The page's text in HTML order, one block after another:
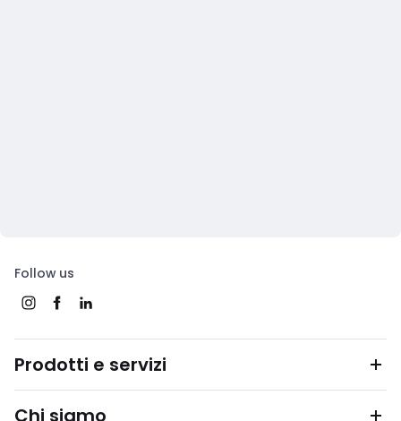
Follow us
Prodotti e servizi
Chi siamo